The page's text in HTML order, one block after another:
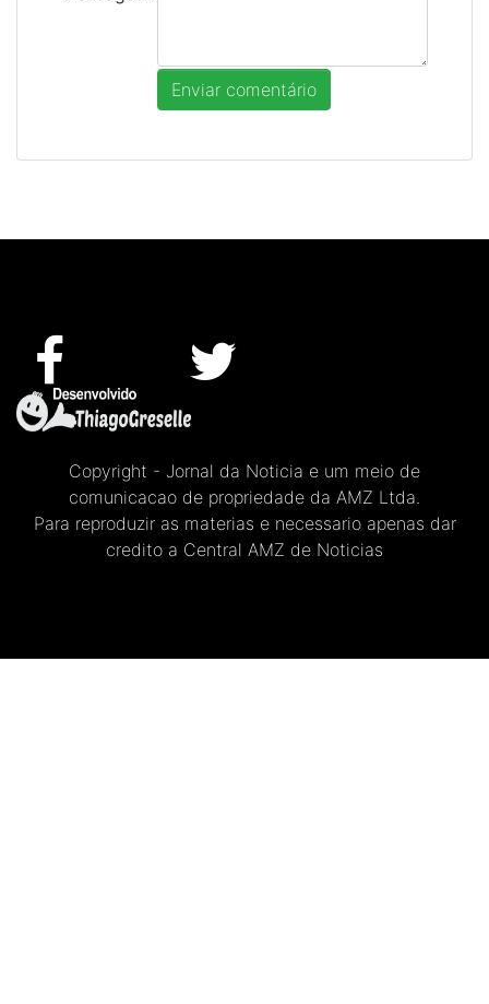
Copyright - Jornal da Noticia e um meio de
comunicacao de propriedade da AMZ Ltda.
Para reproduzir as materias e necessario apenas dar
credito a Central AMZ de Noticias